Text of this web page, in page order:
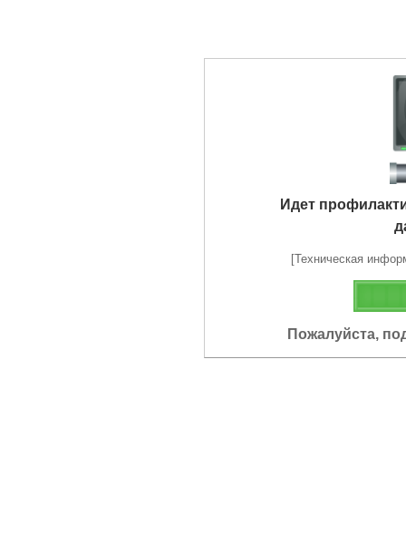
Идет
[Техническая
Пожалуйста,